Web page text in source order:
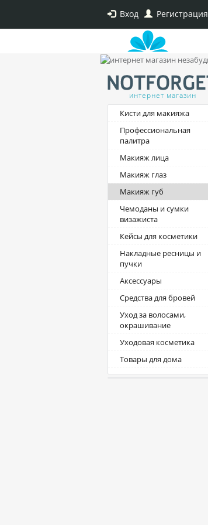
Вход Регистрация
интернет магазин
Кисти для макияжа
Профессиональная
палитра
Макияж лица
Макияж глаз
Макияж губ
Чемоданы и сумки
визажиста
Кейсы для косметики
Накладные ресницы и
пучки
Аксессуары
Средства для бровей
Уход за волосами,
окрашивание
Уходовая косметика
Товары для дома